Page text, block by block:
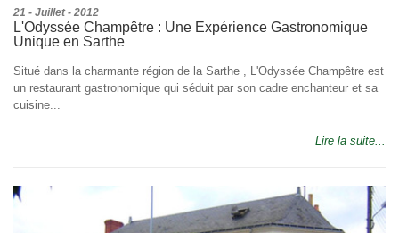
21 - Juillet - 2012
L'Odyssée Champêtre : Une Expérience Gastronomique
Unique en Sarthe
Situé dans la charmante région de la Sarthe , L'Odyssée Champêtre est
un restaurant gastronomique qui séduit par son cadre enchanteur et sa
cuisine...
Lire la suite...